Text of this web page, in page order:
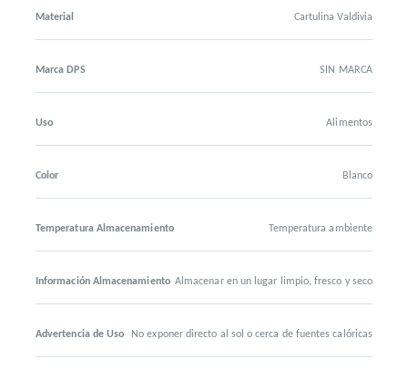
Material Cartulina Valdivia
Marca DPS SIN MARCA
Uso Alimentos
Color Blanco
Temperatura Almacenamiento Temperatura ambiente
Información Almacenamiento Almacenar en un lugar limpio, fresco y seco
Advertencia de Uso No exponer directo al sol o cerca de fuentes calóricas